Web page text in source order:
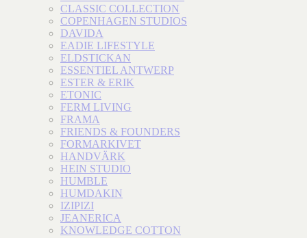
CLASSIC COLLECTION
COPENHAGEN STUDIOS
DAVIDA
EADIE LIFESTYLE
ELDSTICKAN
ESSENTIEL ANTWERP
ESTER & ERIK
ETONIC
FERM LIVING
FRAMA
FRIENDS & FOUNDERS
FORMARKIVET
HANDVÄRK
HEIN STUDIO
HUMBLE
HUMDAKIN
IZIPIZI
JEANERICA
KNOWLEDGE COTTON